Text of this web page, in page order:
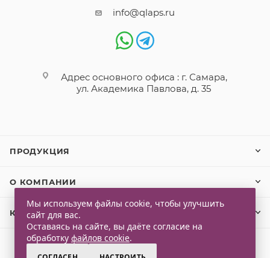
info@qlaps.ru
Адрес основного офиса : г. Самара,
ул. Академика Павлова, д. 35
ПРОДУКЦИЯ
О КОМПАНИИ
КЛИЕНТАМ
Мы используем файлы cookie, чтобы улучшить
сайт для вас.
Оставаясь на сайте, вы даёте согласие на
обработку файлов cookie.